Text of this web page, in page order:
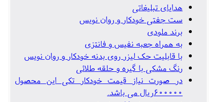
هدایای تبلیغاتی
ست جفتی خودکار و روان نویس
برند ملودی
به همراه جعبه نفیس و فانتزی
با قابلیت حک لیزر روی بدنه خودکار و روان نویس
رنگ مشکی با گیره و حلقه طلائی
در صورت نیاز قیمت خودکار تکی این محصول
600000ریال می باشد.